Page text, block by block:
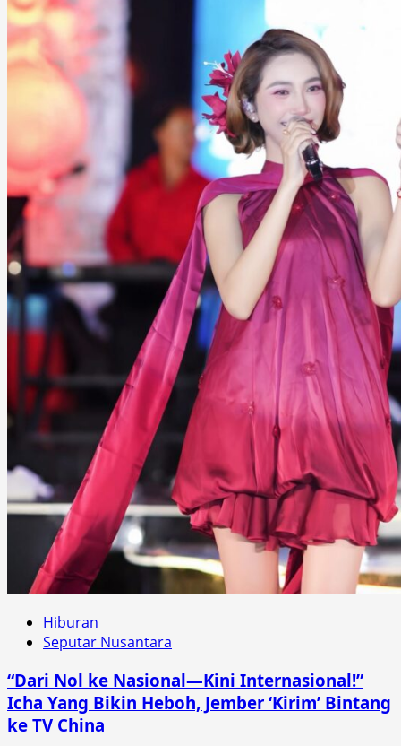
Hiburan
Seputar Nusantara
“Dari Nol ke Nasional—Kini Internasional!”
Icha Yang Bikin Heboh, Jember ‘Kirim’ Bintang
ke TV China